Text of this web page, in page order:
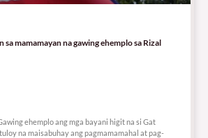
sa mamamayan na gawing ehemplo sa Rizal
ehemplo ang mga bayani higit na si Gat
na maisabuhay ang pagmamamahal at pag-